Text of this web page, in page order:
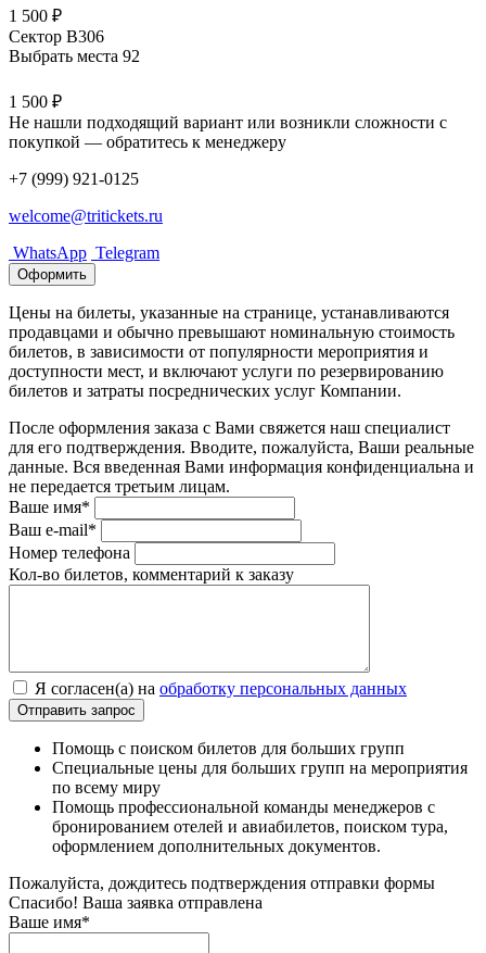
1 500 ₽
Сектор В306
Выбрать места 92
1 500 ₽
Не нашли подходящий вариант или возникли сложности с
покупкой — обратитесь к менеджеру
+7 (999) 921-0125
welcome@tritickets.ru
WhatsApp Telegram
Оформить
Цены на билеты, указанные на странице, устанавливаются
продавцами и обычно превышают номинальную стоимость
билетов, в зависимости от популярности мероприятия и
доступности мест, и включают услуги по резервированию
билетов и затраты посреднических услуг Компании.
После оформления заказа с Вами свяжется наш специалист
для его подтверждения. Вводите, пожалуйста, Ваши реальные
данные. Вся введенная Вами информация конфиденциальна и
не передается третьим лицам.
Ваше имя*
Ваш e-mail*
Номер телефона
Кол-во билетов, комментарий к заказу
Я согласен(а) на обработку персональных данных
Помощь с поиском билетов для больших групп
Специальные цены для больших групп на мероприятия
по всему миру
Помощь профессиональной команды менеджеров с
бронированием отелей и авиабилетов, поиском тура,
оформлением дополнительных документов.
Пожалуйста, дождитесь подтверждения отправки формы
Спасибо! Ваша заявка отправлена
Ваше имя*